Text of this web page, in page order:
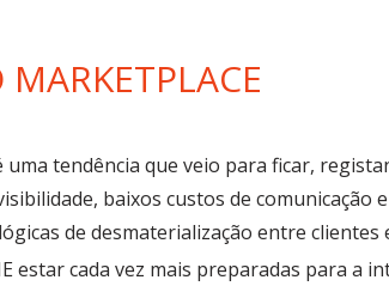
MARKETPLACE
uma tendência que veio para ficar,
baixos custos de comunicação
de desmaterialização entre
estar cada vez mais preparadas para a